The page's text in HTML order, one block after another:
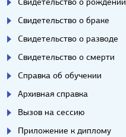
Свидетельство о браке
Свидетельство о разводе
Свидетельство о смерти
Справка об обучении
Архивная справка
Вызов на сессию
Приложение к диплому